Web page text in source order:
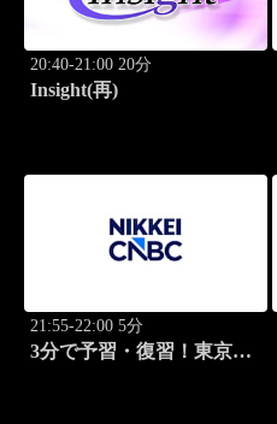
20:40-21:00 20分
Insight(再)
21:55-22:00 5分
3分で予習・復習！東京市